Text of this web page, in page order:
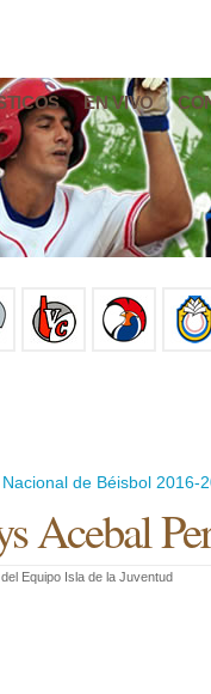
EN VIVO
de Béisbol 2016-
Acebal
del Equipo Isla de la Juventud